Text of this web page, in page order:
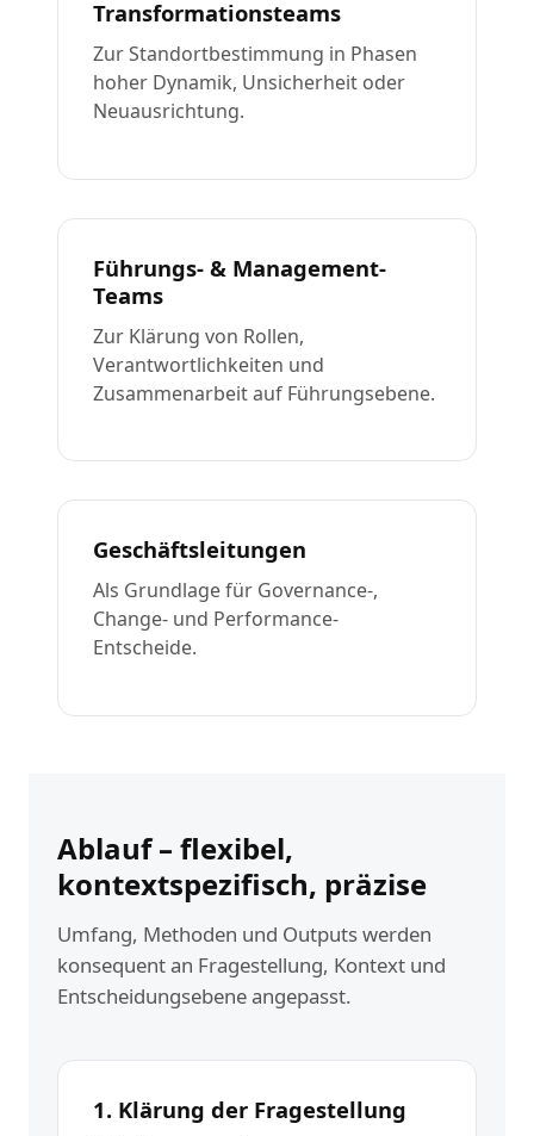
Transformationsteams
Zur Standortbestimmung in Phasen
hoher Dynamik, Unsicherheit oder
Neuausrichtung.
Führungs- & Management-
Teams
Zur Klärung von Rollen,
Verantwortlichkeiten und
Zusammenarbeit auf Führungsebene.
Geschäftsleitungen
Als Grundlage für Governance-,
Change- und Performance-
Entscheide.
Ablauf – flexibel,
kontextspezifisch, präzise
Umfang, Methoden und Outputs werden
konsequent an Fragestellung, Kontext und
Entscheidungsebene angepasst.
1. Klärung der Fragestellung